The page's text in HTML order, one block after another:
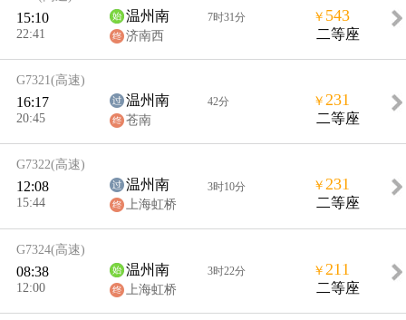
15:10
22:41
温州南
济南西
7时31分 ￥ 543
二等座
G7321(高速)
16:17
20:45
温州南
苍南
42分 ￥ 231
二等座
G7322(高速)
12:08
15:44
温州南
上海虹桥
3时10分 ￥ 231
二等座
G7324(高速)
08:38
12:00
温州南
上海虹桥
3时22分 ￥ 211
二等座